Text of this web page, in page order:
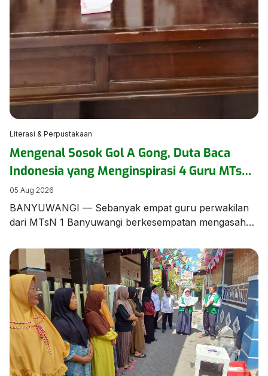
Literasi & Perpustakaan
Mengenal Sosok Gol A Gong, Duta Baca
Indonesia yang Menginspirasi 4 Guru MTsN 1
Banyuwangi dalam Bimtek Menulis Fiksi
Mini
05 Aug 2026
BANYUWANGI — Sebanyak empat guru perwakilan
dari MTsN 1 Banyuwangi berkesempatan mengasah
Menulis Fiksi yang diselenggarakan oleh Dinas
Perpustakaan dan Kearsipan (Dispusip) Kabupaten
Banyuwangi berkolaborasi dengan Dinas Pendidikan
Kabupaten Banyuwangi. Kegiatan berharga ini
menghadirkan sastrawan terkemuka tanah air
sekaligus Duta Baca Indonesia, Gol A Gong, bersama
Komunitas Sahabat Gol […]